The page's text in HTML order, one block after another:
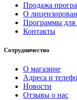
Продажа
О
Программы для
Контакты
Сотрудничество
О магазине
Адреса и
Новости
Отзывы о нас